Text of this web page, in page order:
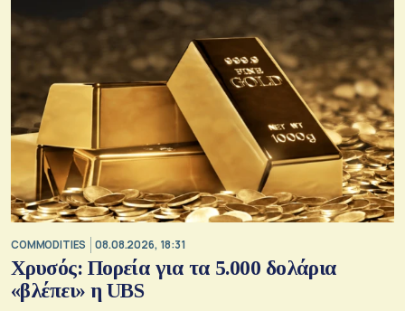
COMMODITIES 08.08.2026, 18:31
Χρυσός: Πορεία για τα 5.000 δολάρια
«βλέπει» η UBS